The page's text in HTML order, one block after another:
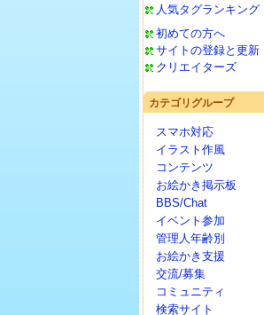
人気タグランキング
初めての方へ
サイトの登録と更新
クリエイターズ
カテゴリグループ
スマホ対応
イラスト作風
コンテンツ
お絵かき掲示板
BBS/Chat
イベント参加
管理人年齢別
お絵かき支援
交流/募集
コミュニティ
検索サイト